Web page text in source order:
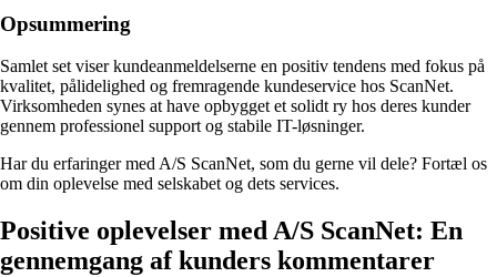
Opsummering
Samlet set viser kundeanmeldelserne en positiv tendens med fokus på
kvalitet, pålidelighed og fremragende kundeservice hos ScanNet.
Virksomheden synes at have opbygget et solidt ry hos deres kunder
gennem professionel support og stabile IT-løsninger.
Har du erfaringer med A/S ScanNet, som du gerne vil dele? Fortæl os
om din oplevelse med selskabet og dets services.
Positive oplevelser med A/S ScanNet: En
gennemgang af kunders kommentarer